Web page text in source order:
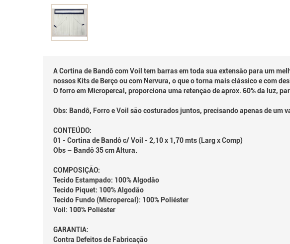
A Cortina de Bandô com Voil tem barras em toda sua extensão para um
nossos Kits de Berço ou com Nervura, o que o torna mais clássico e com
O forro em Micropercal, proporciona uma retenção de aprox. 60% da luz,
Obs: Bandô, Forro e Voil são costurados juntos, precisando apenas de um
CONTEÚDO:
01 - Cortina de Bandô c/ Voil - 2,10 x 1,70 mts (Larg x Comp)
Obs – Bandô 35 cm Altura.
COMPOSIÇÃO:
Tecido Estampado: 100% Algodão
Tecido Piquet: 100% Algodão
Tecido Fundo (Micropercal): 100% Poliéster
Voil: 100% Poliéster
GARANTIA:
Contra Defeitos de Fabricação